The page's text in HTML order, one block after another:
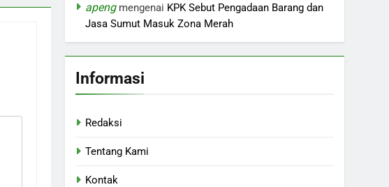
apengmengenai KPK Sebut Pengadaan Barang dan
Jasa Sumut Masuk Zona Merah
Informasi
Redaksi
Tentang Kami
Kontak